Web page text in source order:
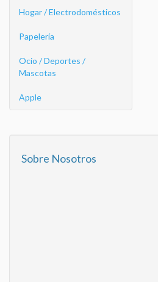
Hogar / Electrodomésticos
Papelería
Ocio / Deportes /
Mascotas
Apple
Sobre Nosotros